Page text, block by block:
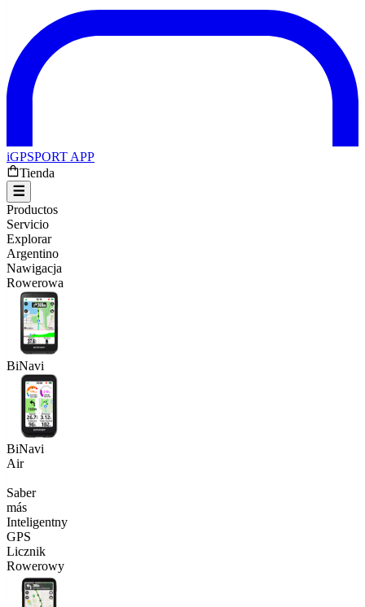
iGPSPORT APP
Tienda
Productos
Servicio
Explorar
Argentino
Nawigacja
Rowerowa
BiNavi
BiNavi
Air
Saber
más
Inteligentny
GPS
Licznik
Rowerowy